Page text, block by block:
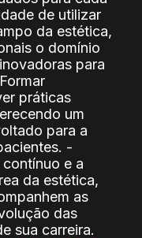
de utilizar
da estética,
o domínio
para
práticas
um
para a
-
e a
da estética,
as
das
sua carreira.